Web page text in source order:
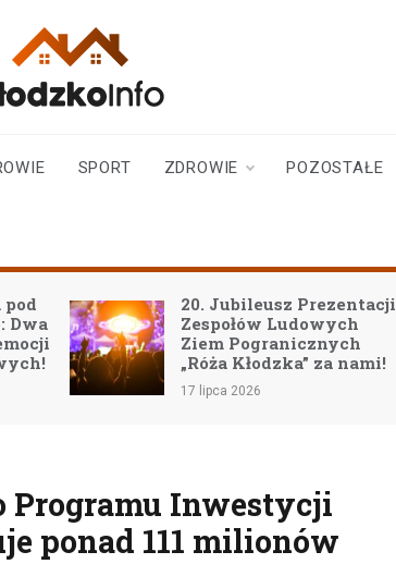
SPORT ZDROWIE POZOSTAŁE
pod
Dwa
20. Jubileusz Prezentacji
Zespołów Ludowych
Ziem Pogranicznych
„Róża Kłodzka” za nami!
17 lipca 2026
Programu Inwestycji
ponad 111 milionów